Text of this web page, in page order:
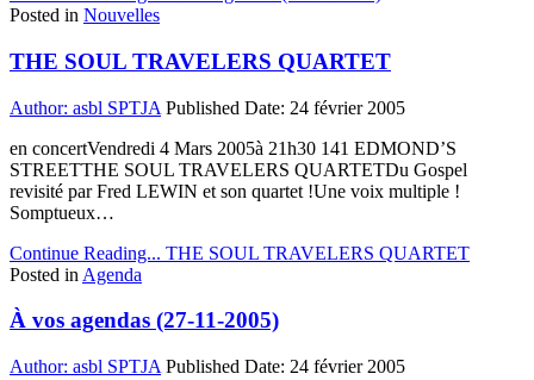
Posted in Nouvelles
THE SOUL TRAVELERS QUARTET
Author: asbl SPTJA Published Date: 24 février 2005
en concertVendredi 4 Mars 2005à 21h30 141 EDMOND’S
STREETTHE SOUL TRAVELERS QUARTETDu Gospel
revisité par Fred LEWIN et son quartet !Une voix multiple !
Somptueux…
Continue Reading... THE SOUL TRAVELERS QUARTET
Posted in Agenda
À vos agendas (27-11-2005)
Author: asbl SPTJA Published Date: 24 février 2005